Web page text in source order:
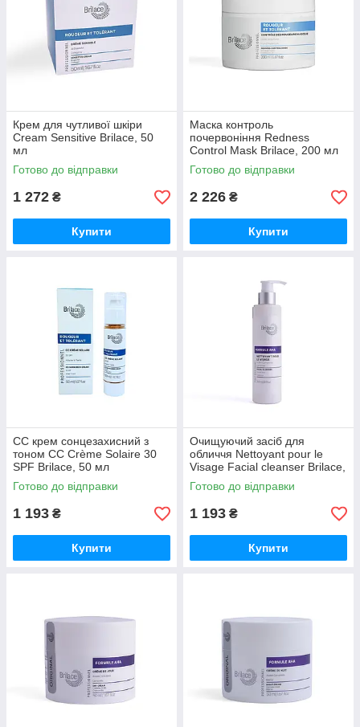
Крем для чутливої шкіри
Cream Sensitive Brilace, 50
мл
Готово до відправки
1 272 ₴
Купити
Маска контроль
почервоніння Redness
Control Mask Brilace, 200 мл
Готово до відправки
2 226 ₴
Купити
СС крем сонцезахисний з
тоном СС Crème Solaire 30
SPF Brilace, 50 мл
Готово до відправки
1 193 ₴
Купити
Очищуючий засіб для
обличчя Nettoyant pour le
Visage Facial cleanser Brilace,
250 мл
Готово до відправки
1 193 ₴
Купити